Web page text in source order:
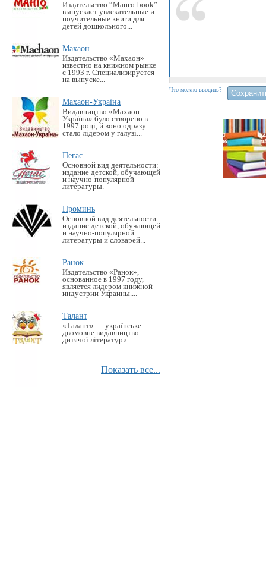
Издательство “Манго-book”
выпускает увлекательные и
поучительные книги для
детей дошкольного...
Махаон
Издательство «Махаон»
известно на книжном рынке
с 1993 г. Специализируется
на выпуске...
Махаон-Україна
Видавництво «Махаон-
Україна» було створено в
1997 році, й воно одразу
стало лідером у галузі...
Пегас
Основной вид деятельности:
издание детской, обучающей
и научно-популярной
литературы.
Проминь
Основной вид деятельности:
издание детской, обучающей
и научно-популярной
литературы и словарей...
Ранок
Издательство «Ранок»,
основанное в 1997 году,
является лидером книжной
индустрии Украины....
Талант
«Талант» — українське
двомовне видавництво
дитячої літератури...
Показать все...
Что можно вводить?